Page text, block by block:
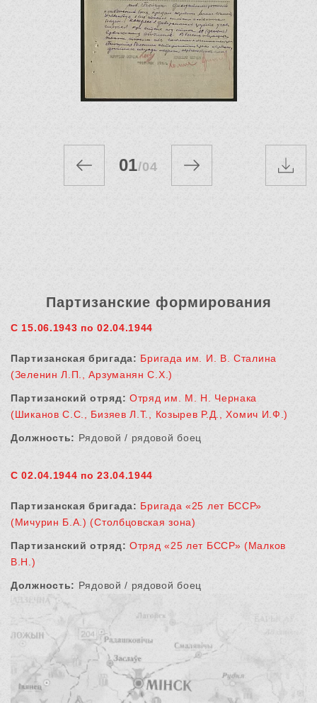
01/04
Партизанские формирования
С 15.06.1943 по 02.04.1944
Партизанская бригада: Бригада им. И. В. Сталина
(Зеленин Л.П., Арзуманян С.Х.)
Партизанский отряд: Отряд им. М. Н. Чернака
(Шиканов С.С., Бизяев Л.Т., Козырев Р.Д., Хомич И.Ф.)
Должность: Рядовой / рядовой боец
С 02.04.1944 по 23.04.1944
Партизанская бригада: Бригада «25 лет БССР»
(Мичурин Б.А.) (Столбцовская зона)
Партизанский отряд: Отряд «25 лет БССР» (Малков
В.Н.)
Должность: Рядовой / рядовой боец